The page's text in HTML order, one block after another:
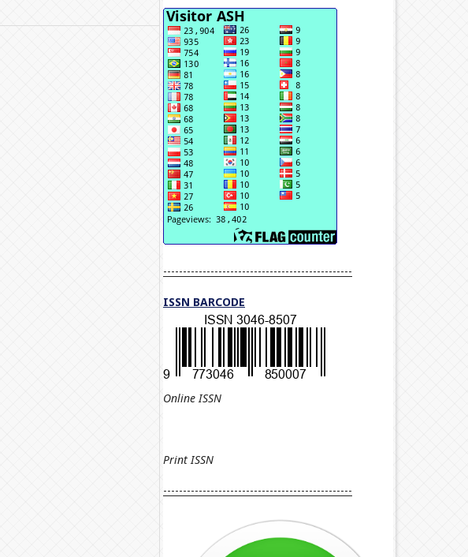
------------------------------------------------
ISSN BARCODE
Online ISSN
Print ISSN
------------------------------------------------